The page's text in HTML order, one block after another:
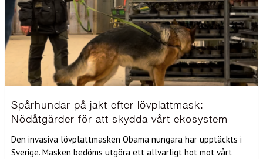
Spårhundar på jakt efter lövplattmask:
Nödåtgärder för att skydda vårt ekosystem
Den invasiva lövplattmasken Obama nungara har upptäckts i
Sverige. Masken bedöms utgöra ett allvarligt hot mot vårt